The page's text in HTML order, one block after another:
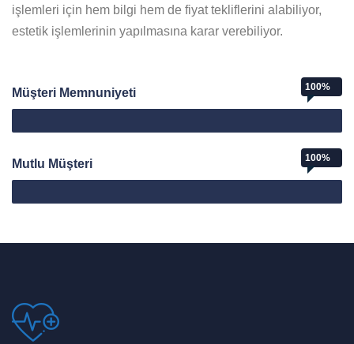
işlemleri için hem bilgi hem de fiyat tekliflerini alabiliyor,
estetik işlemlerinin yapılmasına karar verebiliyor.
Müşteri Memnuniyeti 100%
Mutlu Müşteri 100%